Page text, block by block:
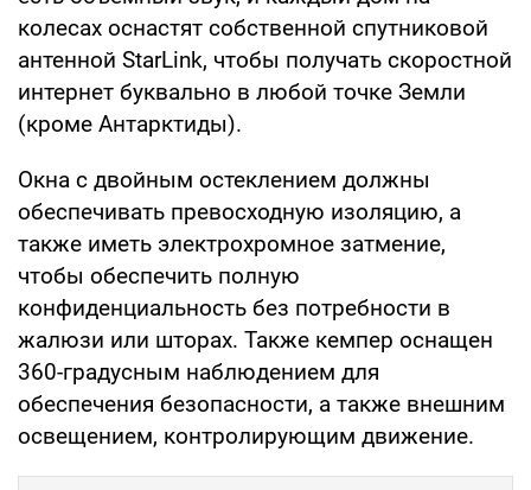
колесах оснастят собственной спутниковой
антенной StarLink, чтобы получать скоростной
интернет буквально в любой точке Земли
(кроме Антарктиды).
Окна с двойным остеклением должны
обеспечивать превосходную изоляцию, а
также иметь электрохромное затмение,
чтобы обеспечить полную
конфиденциальность без потребности в
жалюзи или шторах. Также кемпер оснащен
360-градусным наблюдением для
обеспечения безопасности, а также внешним
освещением, контролирующим движение.